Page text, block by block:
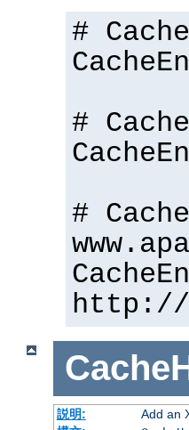
#
#
#
http://
説明:
Add an